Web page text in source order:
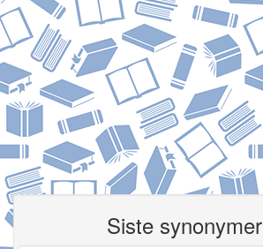
Siste synonymer